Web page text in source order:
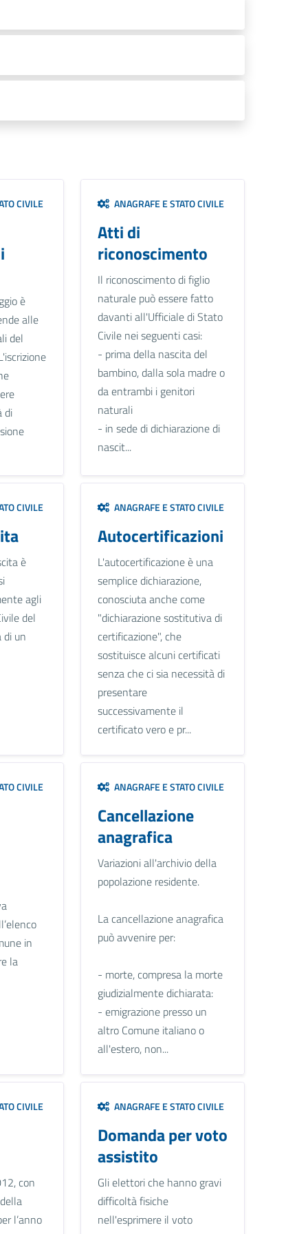
CIVILE
è
alle
del
di
ANAGRAFE E STATO CIVILE
Atti di
riconoscimento
Il riconoscimento di figlio
naturale può essere fatto
davanti all'Ufficiale di Stato
Civile nei seguenti casi:
- prima della nascita del
bambino, dalla sola madre o
da entrambi i genitori
naturali
- in sede di dichiarazione di
nascit...
CIVILE
è
agli
del
di un
ANAGRAFE E STATO CIVILE
Autocertificazioni
L'autocertificazione è una
semplice dichiarazione,
conosciuta anche come
"dichiarazione sostitutiva di
certificazione", che
sostituisce alcuni certificati
senza che ci sia necessità di
presentare
successivamente il
certificato vero e pr...
CIVILE
in
la
ANAGRAFE E STATO CIVILE
Cancellazione
anagrafica
Variazioni all'archivio della
popolazione residente.
La cancellazione anagrafica
può avvenire per:
- morte, compresa la morte
giudizialmente dichiarata:
- emigrazione presso un
altro Comune italiano o
all'estero, non...
CIVILE
con
l’anno
ANAGRAFE E STATO CIVILE
Domanda per voto
assistito
Gli elettori che hanno gravi
difficoltà fisiche
nell'esprimere il voto